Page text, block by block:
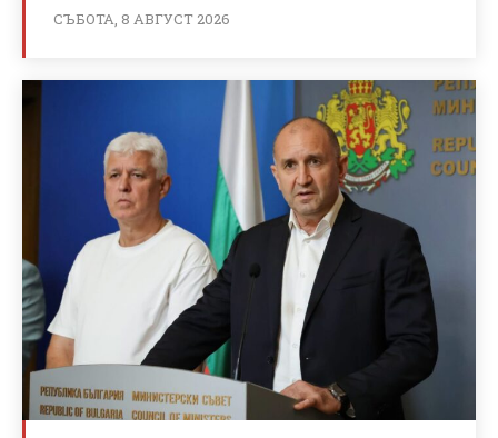
СЪБОТА, 8 АВГУСТ 2026